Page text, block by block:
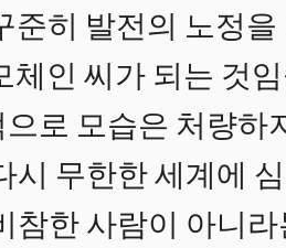
히 발전의 노정
체인 씨가 되는 것
로 모습은 처량하
시 무한한 세계에
참한 사람이 아니